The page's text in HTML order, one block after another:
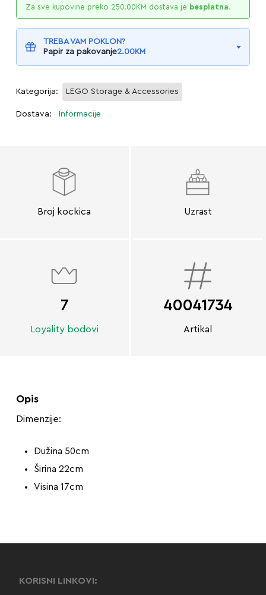
Za sve kupovine preko 250.00 KM dostava je besplatna.
TREBA VAM POKLON?
Papir za pakovanje2.00KM
Kategorija: LEGO Storage & Accessories
Dostava: Informacije
Broj kockica Uzrast
7
Loyality bodovi
40041734
Artikal
Opis
Dimenzije:
Dužina 50cm
Širina 22cm
Visina 17cm
KORISNI LINKOVI: